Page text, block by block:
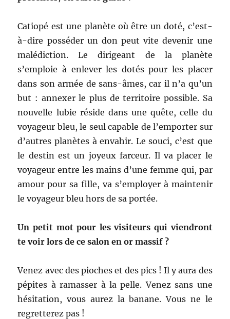
Catiopé est une planète où être un doté, c’est-
à-dire posséder un don peut vite devenir une
malédiction. Le dirigeant de la planète
s’emploie à enlever les dotés pour les placer
dans son armée de sans-âmes, car il n’a qu’un
but : annexer le plus de territoire possible. Sa
nouvelle lubie réside dans une quête, celle du
voyageur bleu, le seul capable de l’emporter sur
d’autres planètes à envahir. Le souci, c’est que
le destin est un joyeux farceur. Il va placer le
voyageur entre les mains d’une femme qui, par
amour pour sa fille, va s’employer à maintenir
le voyageur bleu hors de sa portée.
Un petit mot pour les visiteurs qui viendront
te voir lors de ce salon en or massif ?
Venez avec des pioches et des pics ! Il y aura des
pépites à ramasser à la pelle. Venez sans une
hésitation, vous aurez la banane. Vous ne le
regretterez pas !